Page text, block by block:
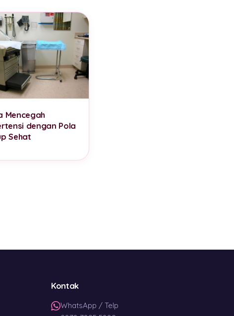
Mencegah
dengan Pola
Sehat
Kontak
WhatsApp / Telp